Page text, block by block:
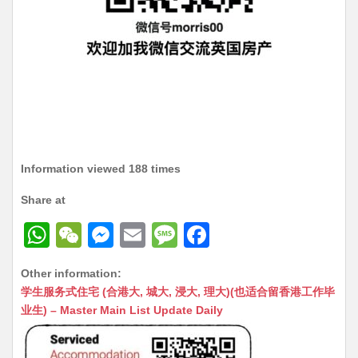
Information viewed 188 times
Share at
W
at
s
A
W
C
h
at
M
s
s
E
ai
l
M
s
s
a
c
e
b
Other information:
学生服务式住宅 (合港大, 城大, 浸大, 理大)(也适合留香港工作毕
业生) – Master Main List Update Daily